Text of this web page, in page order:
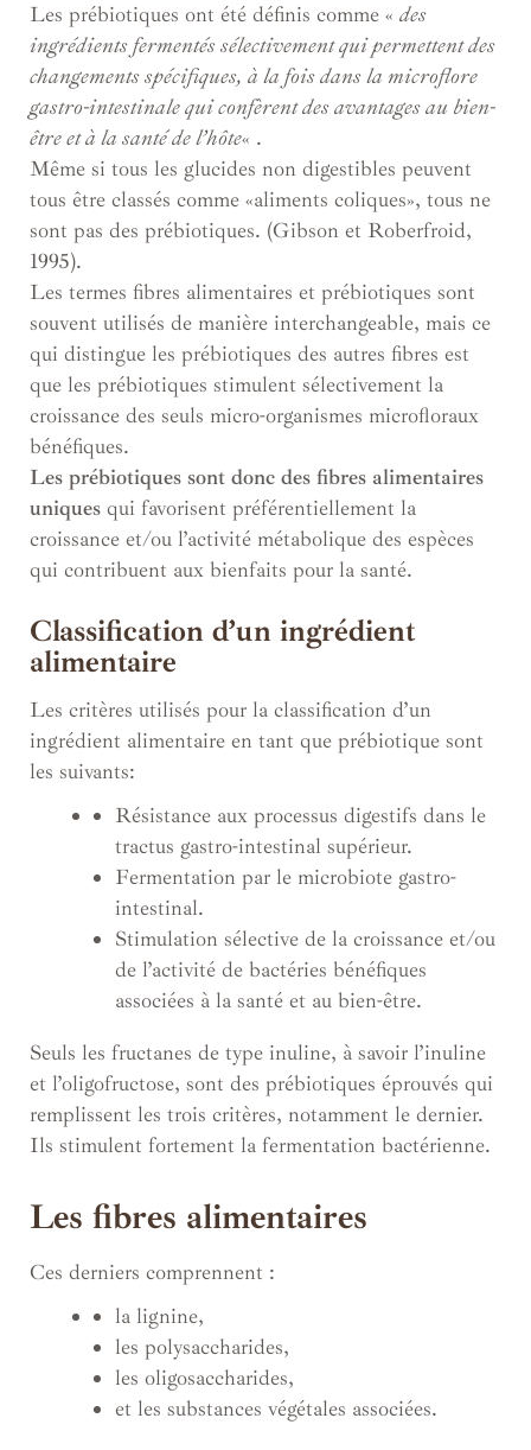
Les prébiotiques ont été définis comme « des
ingrédients fermentés sélectivement qui permettent des
changements spécifiques, à la fois dans la microflore
gastro-intestinale qui confèrent des avantages au bien-
être et à la santé de l’hôte« .
Même si tous les glucides non digestibles peuvent
tous être classés comme «aliments coliques», tous ne
sont pas des prébiotiques. (Gibson et Roberfroid,
1995).
Les termes fibres alimentaires et prébiotiques sont
souvent utilisés de manière interchangeable, mais ce
qui distingue les prébiotiques des autres fibres est
que les prébiotiques stimulent sélectivement la
croissance des seuls micro-organismes microfloraux
bénéfiques.
Les prébiotiques sont donc des fibres alimentaires
uniques qui favorisent préférentiellement la
croissance et/ou l’activité métabolique des espèces
qui contribuent aux bienfaits pour la santé.
Classification d’un ingrédient
alimentaire
Les critères utilisés pour la classification d’un
ingrédient alimentaire en tant que prébiotique sont
les suivants:
Résistance aux processus digestifs dans le
tractus gastro-intestinal supérieur.
Fermentation par le microbiote gastro-
intestinal.
Stimulation sélective de la croissance et/ou
de l’activité de bactéries bénéfiques
associées à la santé et au bien-être.
Seuls les fructanes de type inuline, à savoir l’inuline
et l’oligofructose, sont des prébiotiques éprouvés qui
remplissent les trois critères, notamment le dernier.
Ils stimulent fortement la fermentation bactérienne.
Les fibres alimentaires
Ces derniers comprennent :
la lignine,
les polysaccharides,
les oligosaccharides,
et les substances végétales associées.